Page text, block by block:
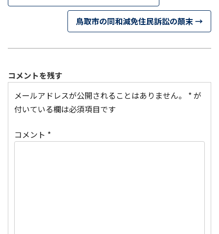
鳥取市の同和減免住民訴訟の顛末→
コメントを残す
メールアドレスが公開されることはありません。
*が
付いている欄は必須項目です
コメント *